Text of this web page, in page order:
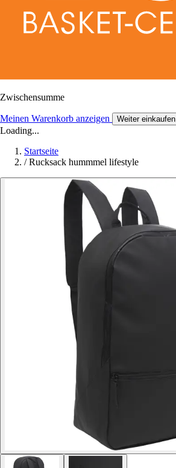
Zwischensumme
Meinen Warenkorb anzeigen Weiter einkaufen
Loading...
Startseite
/ Rucksack hummmel lifestyle